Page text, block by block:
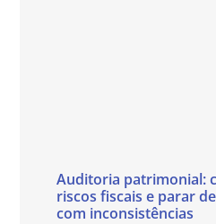
Auditoria patrimonial:
riscos fiscais e parar
com inconsistências